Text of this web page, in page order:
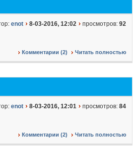
enot 8-03-2016, 12:02 просмотров: 92
Комментарии (2) Читать полностью
enot 8-03-2016, 12:01 просмотров: 84
Комментарии (2) Читать полностью